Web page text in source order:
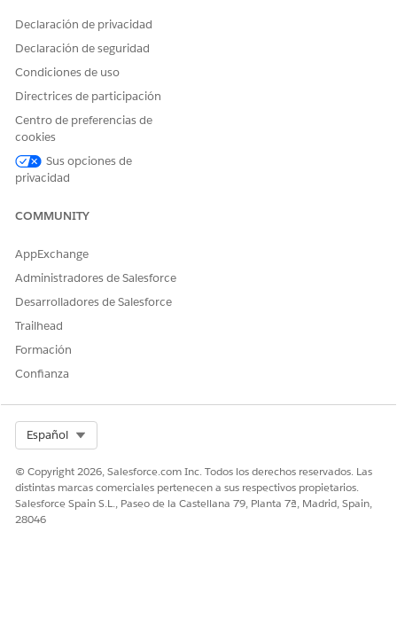
Desde el Iniciador de aplicación, busque y seleccione
Listas con capacidad
Haga clic en una lista de planes de recopilación para ver
la lista de planes de recopilación.
Seleccione uno o más planes de cobro y haga clic en
Solicitar domiciliación bancaria
Para verificar que la solicitud de débito se envió
correctamente, haga clic en un plan de recopilación y
asegúrese de que su estado está actualizado.
Sí
Declaración de privacidad
Declaración de seguridad
Condiciones de uso
Directrices de participación
Centro de preferencias de
cookies
Sus opciones de
privacidad
COMMUNITY
AppExchange
Administradores de Salesforce
Desarrolladores de Salesforce
Trailhead
Formación
Confianza
Español
© Copyright 2026, Salesforce.com Inc. Todos los derechos reservados. Las
distintas marcas comerciales pertenecen a sus respectivos propietarios.
Salesforce Spain S.L., Paseo de la Castellana 79, Planta 7ª, Madrid, Spain,
28046